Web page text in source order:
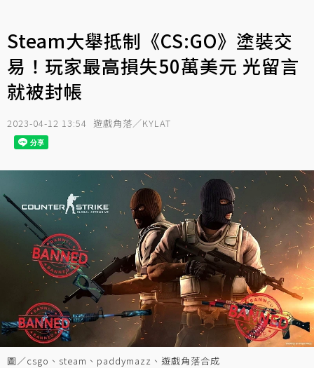
Steam大舉抵制《CS:GO》塗裝交
易！玩家最高損失50萬美元 光留言
就被封帳
2023-04-12 13:54 遊戲角落／KYLAT
圖／csgo、steam、paddymazz、遊戲角落合成